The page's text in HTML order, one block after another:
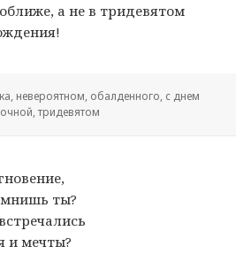
а не в тридевятом
, невероятном, обалденного, с днем
,тридевятом
ты?
и мечты?